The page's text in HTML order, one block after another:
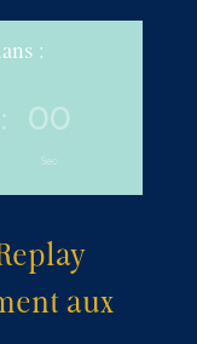
:
: 00
Sec
aux